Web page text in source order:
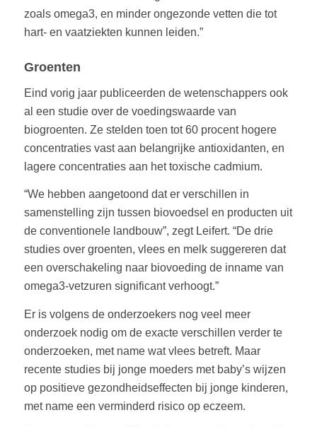
zoals omega3, en minder ongezonde vetten die tot
hart- en vaatziekten kunnen leiden.”
Groenten
Eind vorig jaar publiceerden de wetenschappers ook
al een studie over de voedingswaarde van
biogroenten. Ze stelden toen tot 60 procent hogere
concentraties vast aan belangrijke antioxidanten, en
lagere concentraties aan het toxische cadmium.
“We hebben aangetoond dat er verschillen in
samenstelling zijn tussen biovoedsel en producten uit
de conventionele landbouw”, zegt Leifert. “De drie
studies over groenten, vlees en melk suggereren dat
een overschakeling naar biovoeding de inname van
omega3-vetzuren significant verhoogt.”
Er is volgens de onderzoekers nog veel meer
onderzoek nodig om de exacte verschillen verder te
onderzoeken, met name wat vlees betreft. Maar
recente studies bij jonge moeders met baby’s wijzen
op positieve gezondheidseffecten bij jonge kinderen,
met name een verminderd risico op eczeem.